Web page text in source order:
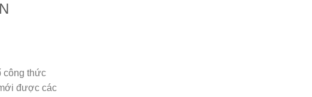
công thức
được các